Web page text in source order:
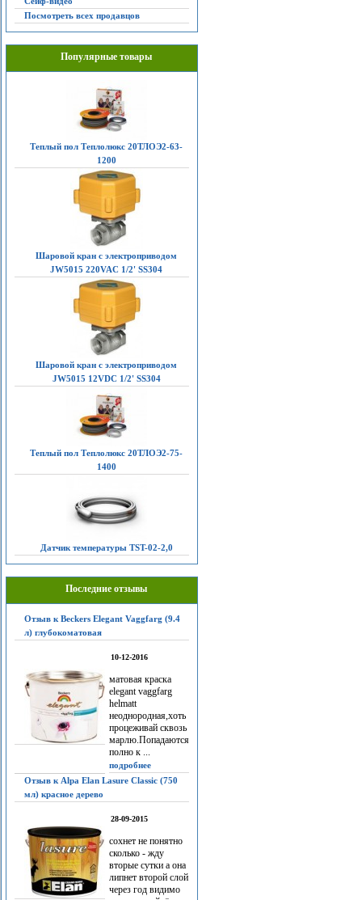
Посмотреть всех продавцов
Популярные товары
Теплый пол Теплолюкс 20ТЛОЭ2-63-
1200
Шаровой кран с электроприводом
JW5015 220VAC 1/2' SS304
Шаровой кран с электроприводом
JW5015 12VDC 1/2' SS304
Теплый пол Теплолюкс 20ТЛОЭ2-75-
1400
Датчик температуры TST-02-2,0
Последние отзывы
Отзыв к Beckers Elegant Vaggfarg (9.4
л) глубокоматовая
10-12-2016
матовая краска
elegant vaggfarg
helmatt
неоднородная,хоть
процеживай сквозь
марлю.Попадаются
полно к ...
подробнее
Отзыв к Alpa Elan Lasure Classic (750
мл) красное дерево
28-09-2015
сохнет не понятно
сколько - жду
вторые сутки а она
липнет второй слой
через год видимо